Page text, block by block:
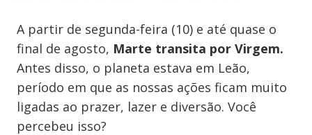
A partir de segunda-feira (10) e até quase o
final de agosto, Marte transita por Virgem.
Antes disso, o planeta estava em Leão,
período em que as nossas ações ficam muito
ligadas ao prazer, lazer e diversão. Você
percebeu isso?